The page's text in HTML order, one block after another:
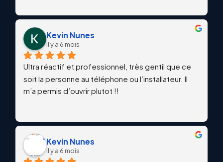
Kevin Nunes
il y a 6 mois
Ultra réactif et professionnel, très gentil que ce
soit la personne au téléphone ou l’installateur. Il
m’a permis d’ouvrir plutot !!
Kevin Nunes
il y a 6 mois